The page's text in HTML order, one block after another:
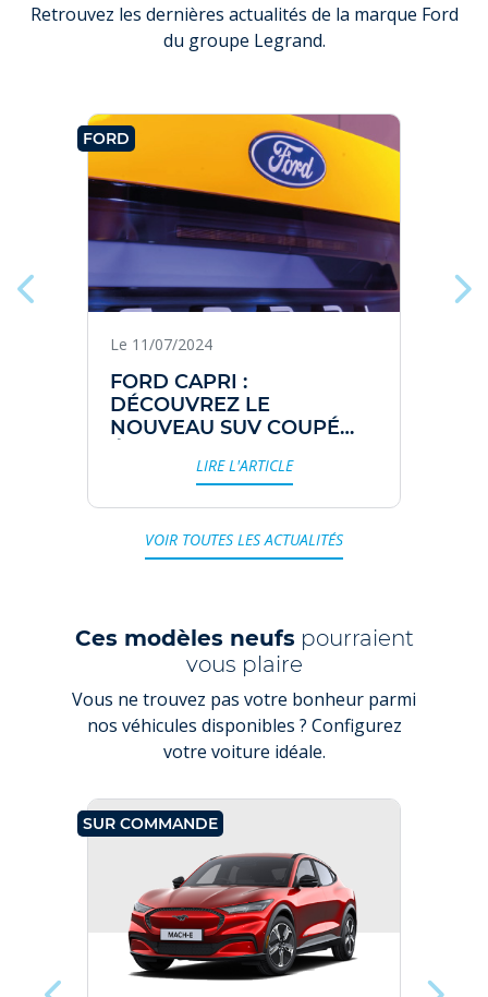
Retrouvez les dernières actualités de la marque Ford
du groupe Legrand.
FORD
Le 11/07/2024
FORD CAPRI :
DÉCOUVREZ LE
NOUVEAU SUV COUPÉ
LIRE L'ARTICLE
VOIR TOUTES LES ACTUALITÉS
Ces modèles neufspourraient
vous plaire
Vous ne trouvez pas votre bonheur parmi
nos véhicules disponibles ? Configurez
votre voiture idéale.
SUR COMMANDE